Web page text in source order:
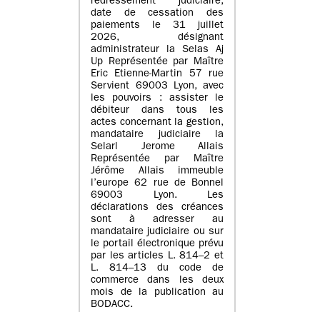
date de cessation des
paiements le 31 juillet
2026, désignant
administrateur la Selas Aj
Up Représentée par Maître
Eric Etienne-Martin 57 rue
Servient 69003 Lyon, avec
les pouvoirs : assister le
débiteur dans tous les
actes concernant la gestion,
mandataire judiciaire la
Selarl Jerome Allais
Représentée par Maître
Jérôme Allais immeuble
l’europe 62 rue de Bonnel
69003 Lyon. Les
déclarations des créances
sont à adresser au
mandataire judiciaire ou sur
le portail électronique prévu
par les articles L. 814–2 et
L. 814–13 du code de
commerce dans les deux
mois de la publication au
BODACC.